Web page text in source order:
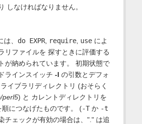
しなければなりません。
、 do EXPR, require, useによ
リファイルを 探すときに評価する
が納められています。 初期状態で
ラインスイッチ -I の引数とデフォ
イブラリディレクトリ (おそらく
perl5) と カレントディレクトリを
につなげたものです。 (-Tか -t
チェックが有効の場合は、"." は追